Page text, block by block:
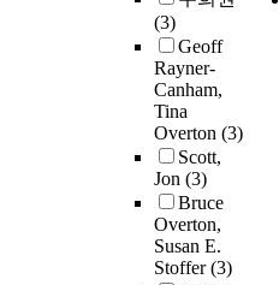
(3)
Geoff
Rayner-
Canham,
Tina
Overton (3)
Scott,
Jon (3)
Bruce
Overton,
Susan E.
Stoffer(3)